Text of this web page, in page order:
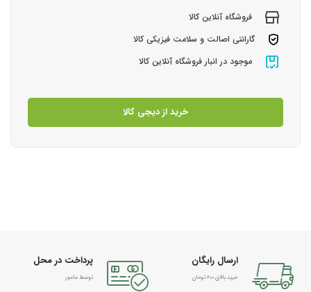
فروشگاه آنلاین کالا
گارانتی اصالت و سلامت فیزیکی کالا
موجود در انبار فروشگاه آنلاین کالا
خرید از دیجی کالا
ارسال رایگان
خرید بالای 600 تومان
پرداخت در محل
توسط مامور